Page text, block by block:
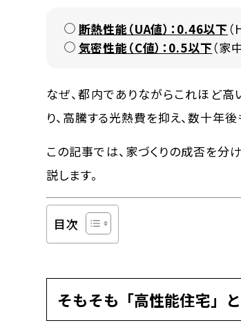
断熱性能（UA値）：0.46以下
気密性能（C値）：0.5以下（家
なぜ、都内でありながらこれほど
り、高騰する光熱費を抑え、数十年
この記事では、家づくりの成否を分
説します。
目次
そもそも「高性能住宅」